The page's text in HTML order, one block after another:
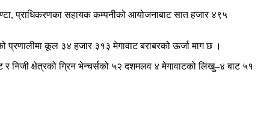
प्राधिकरणका सहायक कम्पनीको आयोजनाबाट सात हजार ४९५
प्रणालीमा कूल ३४ हजार ३१३ मेगावाट बराबरको ऊर्जा माग छ ।
र निजी क्षेत्रको ग्रिन भेन्चर्सको ५२ दशमलव ४ मेगावाटको लिखु–४ बाट ५१